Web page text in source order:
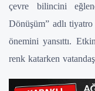
çevre bilincini
Dönüşüm” adlı
önemini yansıttı.
renk katarken